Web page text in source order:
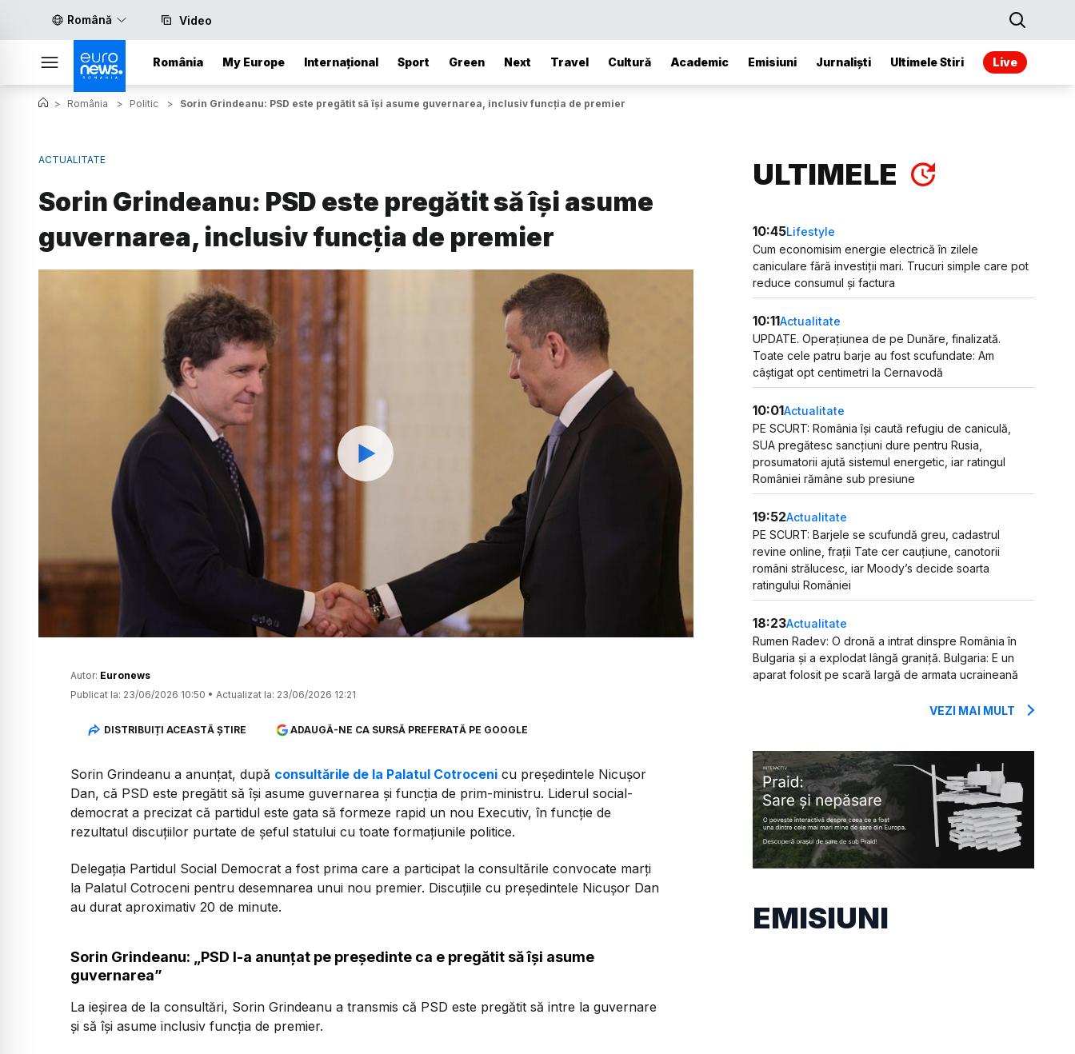
Română Video
România My Europe Internațional Sport Green Next Travel Cultură Academic Emisiuni Jurnaliști Ultimele Stiri Live
> România > Politic > Sorin Grindeanu: PSD este pregătit să își asume guvernarea, inclusiv funcția de premier
ACTUALITATE
Sorin Grindeanu: PSD este pregătit să își asume
guvernarea, inclusiv funcția de premier
Watch
Autor: Euronews
Publicat la: 23/06/2026 10:50 • Actualizat la: 23/06/2026 12:21
DISTRIBUIȚI ACEASTĂ ȘTIRE ADAUGĂ-NE CA SURSĂ PREFERATĂ PE GOOGLE
Sorin Grindeanu a anunțat, după consultările de la Palatul Cotroceni cu președintele Nicușor
Dan, că PSD este pregătit să își asume guvernarea și funcția de prim-ministru. Liderul social-
democrat a precizat că partidul este gata să formeze rapid un nou Executiv, în funcție de
rezultatul discuțiilor purtate de șeful statului cu toate formațiunile politice.
Delegația Partidul Social Democrat a fost prima care a participat la consultările convocate marți
la Palatul Cotroceni pentru desemnarea unui nou premier. Discuțiile cu președintele Nicușor Dan
au durat aproximativ 20 de minute.
Sorin Grindeanu: „PSD l-a anunțat pe președinte ca e pregătit să își asume
guvernarea”
La ieșirea de la consultări, Sorin Grindeanu a transmis că PSD este pregătit să intre la guvernare
și să își asume inclusiv funcția de premier.
ULTIMELE
10:45Lifestyle
Cum economisim energie electrică în zilele
caniculare fără investiții mari. Trucuri simple care pot
reduce consumul și factura
10:11Actualitate
UPDATE. Operațiunea de pe Dunăre, finalizată.
Toate cele patru barje au fost scufundate: Am
câștigat opt centimetri la Cernavodă
10:01Actualitate
PE SCURT: România își caută refugiu de caniculă,
SUA pregătesc sancțiuni dure pentru Rusia,
prosumatorii ajută sistemul energetic, iar ratingul
României rămâne sub presiune
19:52Actualitate
PE SCURT: Barjele se scufundă greu, cadastrul
revine online, frații Tate cer cauțiune, canotorii
români strălucesc, iar Moody’s decide soarta
ratingului României
18:23Actualitate
Rumen Radev: O dronă a intrat dinspre România în
Bulgaria și a explodat lângă graniță. Bulgaria: E un
aparat folosit pe scară largă de armata ucraineană
VEZI MAI MULT
EMISIUNI